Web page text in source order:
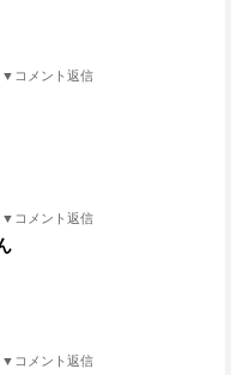
▼コメント返信
▼コメント返信
▼コメント返信